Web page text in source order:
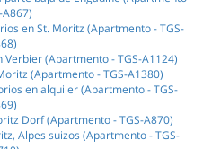
A867)
en St. Moritz (Apartmento - TGS-
(Apartmento - TGS-A1124)
(Apartmento - TGS-A1380)
en alquiler (Apartmento - TGS-
Dorf (Apartmento - TGS-A870)
Alpes suizos (Apartmento - TGS-